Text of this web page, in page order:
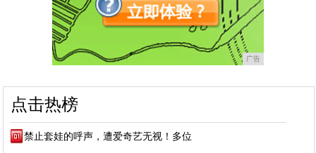
广告
点击热榜
禁止套娃的呼声，遭爱奇艺无视！多位